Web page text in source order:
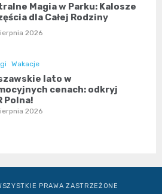
Magia w Parku: Kalosze
dla Całej Rodziny
2026
Wakacje
lato w
cenach: odkryj
Polna!
2026
PRAWA ZASTRZEŻONE